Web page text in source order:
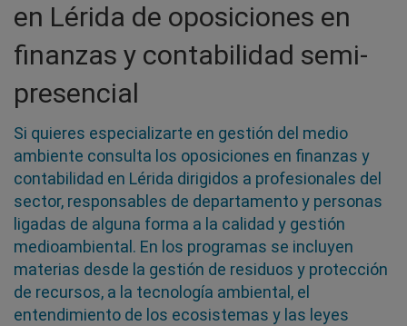
en Lérida de oposiciones en
finanzas y contabilidad semi-
presencial
Si quieres especializarte en gestión del medio
ambiente consulta los oposiciones en finanzas y
contabilidad en Lérida dirigidos a profesionales del
sector, responsables de departamento y personas
ligadas de alguna forma a la calidad y gestión
medioambiental. En los programas se incluyen
materias desde la gestión de residuos y protección
de recursos, a la tecnología ambiental, el
entendimiento de los ecosistemas y las leyes